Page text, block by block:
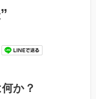
か？